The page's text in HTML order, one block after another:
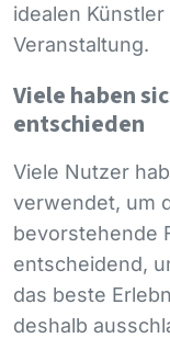
idealen
Veranstaltung.
Viele haben
entschieden
Viele Nutzer
verwendet, um
bevorstehende
entscheidend,
das beste
deshalb